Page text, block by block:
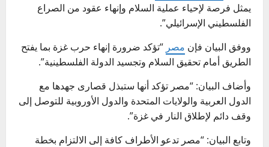
يمثل فرصة لإحياء عملية السلام وإنهاء عقود من الصراع
الفلسطيني الإسرائيلي”.
ووفق البيان فإن مصر “تؤكد ضرورة إنهاء حرب غزة بما يفتح
الطريق أمام تحقيق السلام وتجسيد الدولة الفلسطينية”.
وأضاف البيان: “مصر تؤكد أنها ستبذل قصارى جهدها مع
الدول العربية والولايات المتحدة والدول الأوروبية للتوصل إلى
وقف دائم لإطلاق النار في غزة”.
وتابع البيان: “مصر تدعو الأطراف كافة إلى الالتزام بخطة